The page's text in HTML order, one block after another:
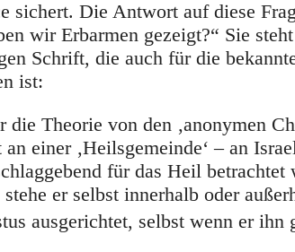
sichert. Die Antwort auf diese
wir Erbarmen gezeigt?“ Sie
Schrift, die auch für die
ist:
die Theorie von den ‚anonymen
einer ‚Heilsgemeinde‘ – an
für das Heil
er selbst innerhalb oder
ausgerichtet, selbst wenn er ihn